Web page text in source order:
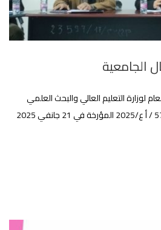
الجامعية
لوزارة التعليم العالي والبحث العلمي